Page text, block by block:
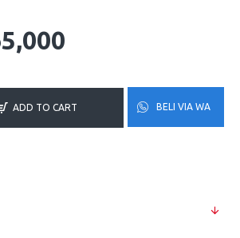
ADD TO CART BELI VIA WA